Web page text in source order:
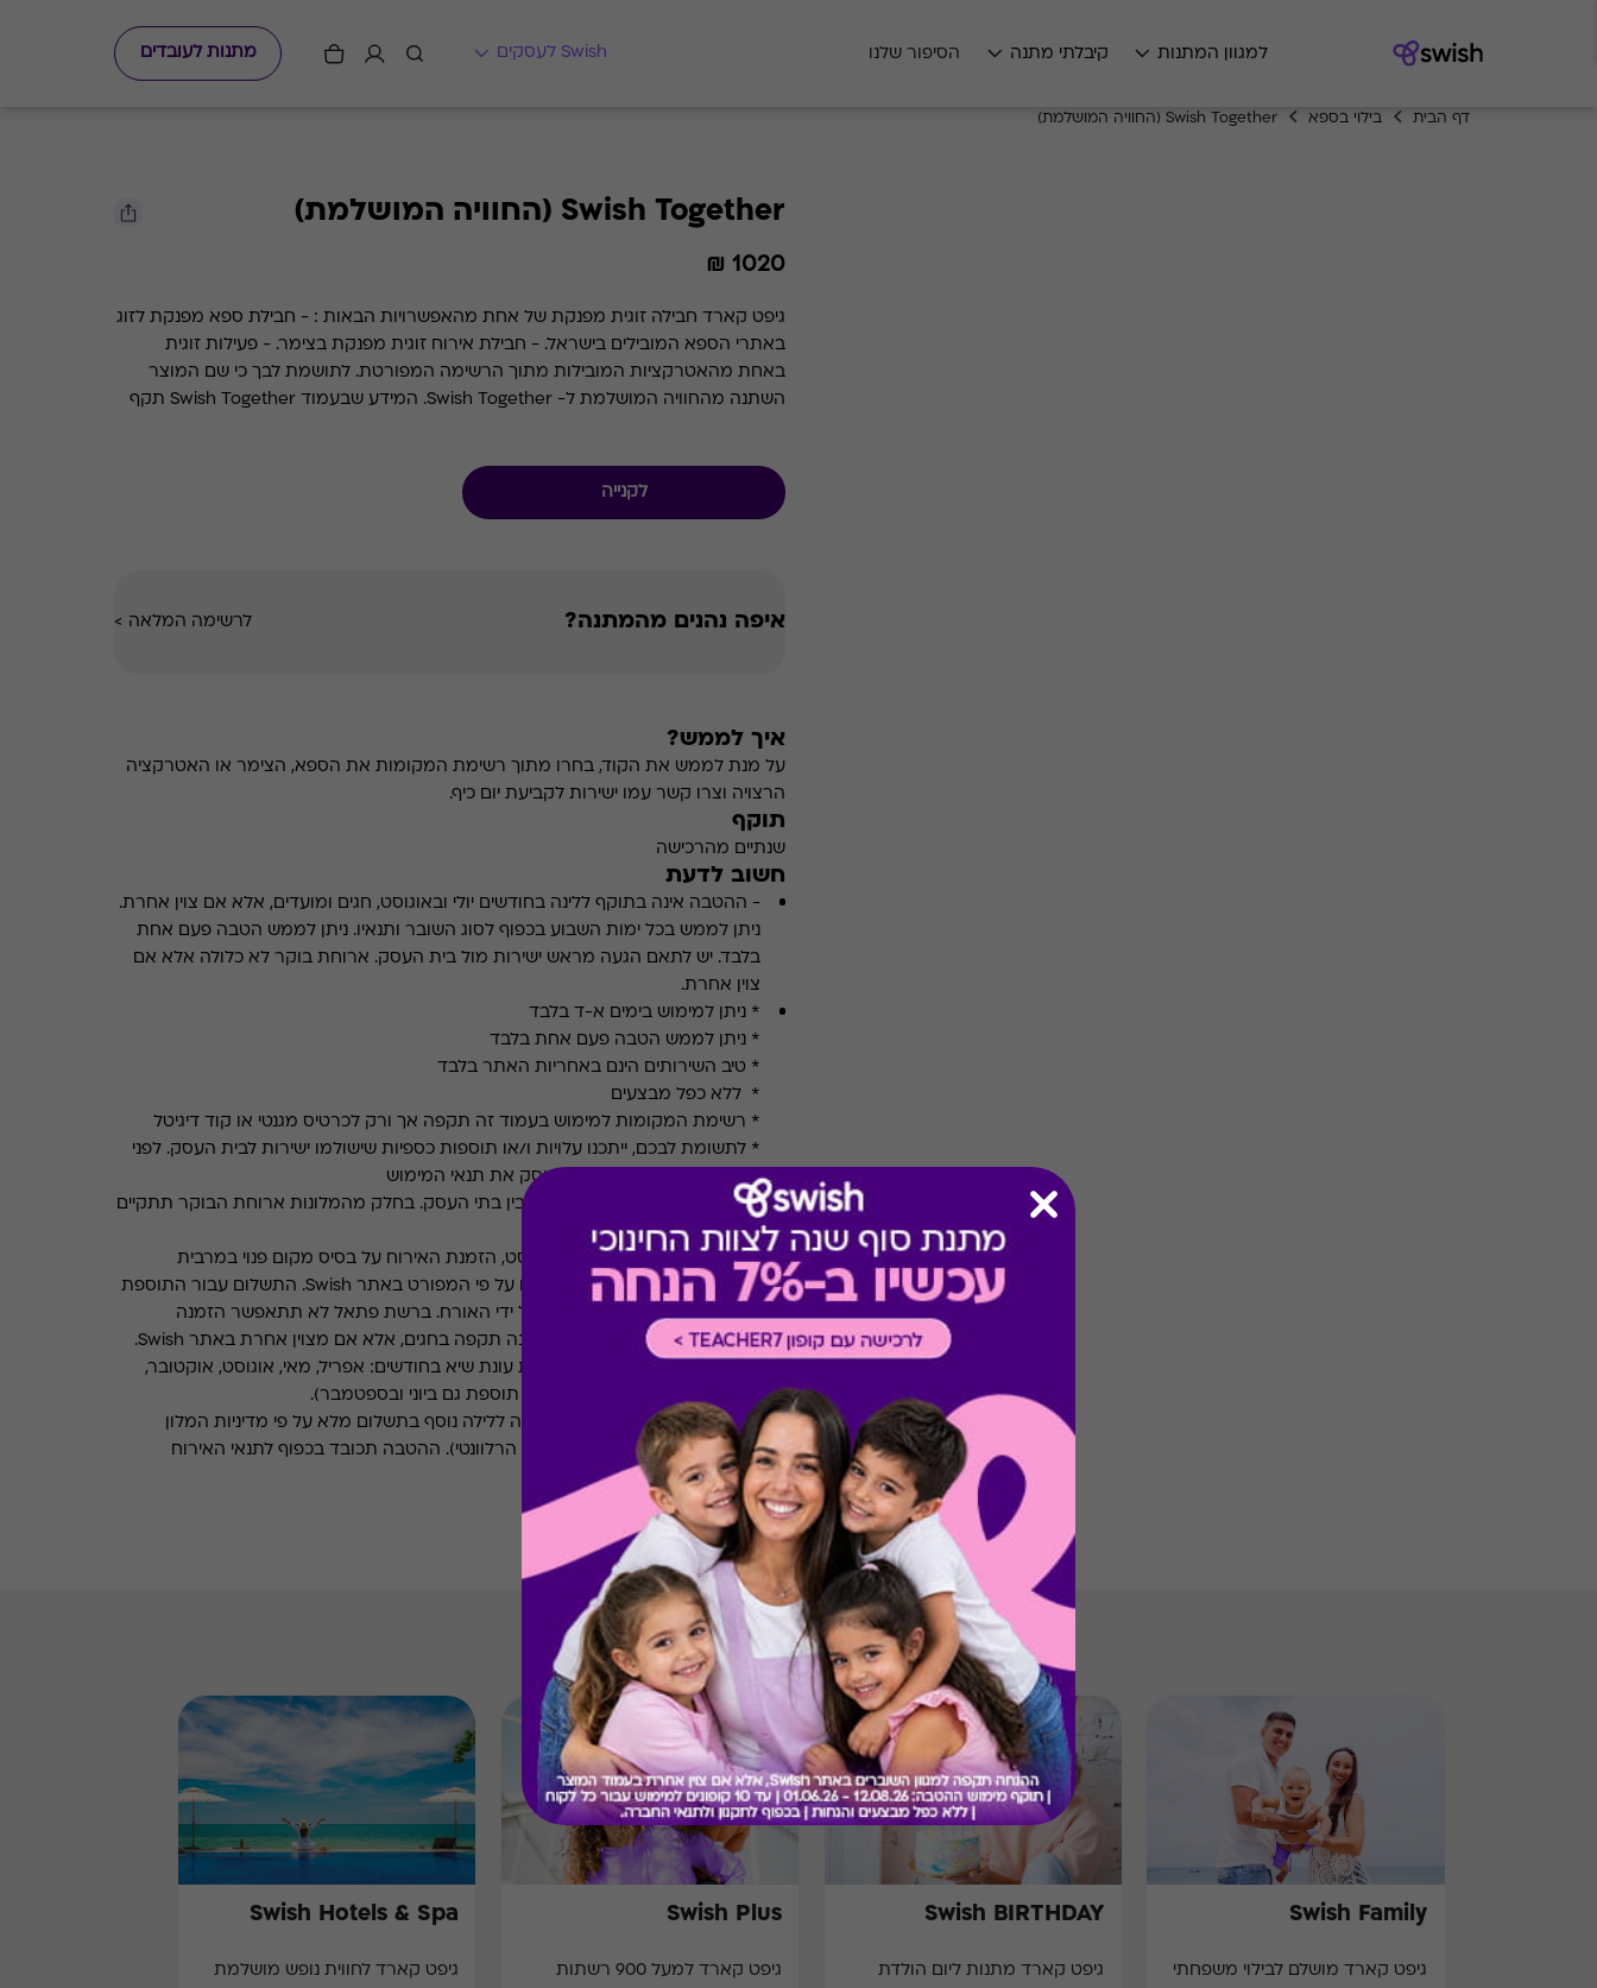
למגוון המתנות קיבלתי מתנה הסיפור שלנו Swish לעסקים מתנות לעובדים
דף הבית בילוי בספא Swish Together (החוויה המושלמת)
Swish Together (החוויה המושלמת)
1020 ₪
גיפט קארד חבילה זוגית מפנקת של אחת מהאפשרויות הבאות : - חבילת ספא מפנקת לזוג
באתרי הספא המובילים בישראל. - חבילת אירוח זוגית מפנקת בצימר. - פעילות זוגית
באחת מהאטרקציות המובילות מתוך הרשימה המפורטת. לתושמת לבך כי שם המוצר
השתנה מהחוויה המושלמת ל- Swish Together. המידע שבעמוד Swish Together תקף
לקנייה
איפה נהנים מהמתנה? לרשימה המלאה >
איך לממש?
על מנת לממש את הקוד, בחרו מתוך רשימת המקומות את הספא, הצימר או האטרקציה
הרצויה וצרו קשר עמו ישירות לקביעת יום כיף.
תוקף
שנתיים מהרכישה
חשוב לדעת
- ההטבה אינה בתוקף ללינה בחודשים יולי ובאוגוסט, חגים ומועדים, אלא אם צוין אחרת.
ניתן לממש בכל ימות השבוע בכפוף לסוג השובר ותנאיו. ניתן לממש הטבה פעם אחת
בלבד. יש לתאם הגעה מראש ישירות מול בית העסק. ארוחת בוקר לא כלולה אלא אם
צוין אחרת.
* ניתן למימוש בימים א-ד בלבד
* ניתן לממש הטבה פעם אחת בלבד
* טיב השירותים הינם באחריות האתר בלבד
* ללא כפל מבצעים
* רשימת המקומות למימוש בעמוד זה תקפה אך ורק לכרטיס מגנטי או קוד דיגיטל
* לתשומת לבכם, ייתכנו עלויות ו/או תוספות כספיות שישולמו ישירות לבית העסק. לפני
המימוש יש לברר מול בית העסק את תנאי המימוש
* הרכב ארוחת הבוקר משתנה בין בתי העסק. בחלק מהמלונות ארוחת הבוקר תתקיים
בסמוך למלון.
* בעונת השיא, חודשים יולי-אוגוסט, הזמנת האירוח על בסיס מקום פנוי במרבית
המלונות, ותידרש תוספת תשלום על פי המפורטבאתר Swish
. התשלום עבור התוספת
העונתית תבוצע ישירות למלון על ידי האורח. ברשת פתאל לא תתאפשר הזמנה
בחודשים יוני-אוגוסט. ההטבה אינה תקפה בחגים, אלא אם מצוין אחרת באתר Swish
.
באזור ים המלח תידרש תוספת עונת שיא בחודשים: אפריל, מאי, אוגוסט, אוקטובר,
נובמבר (בחלק מהמלונות תתכן תוספת גם ביוני ובספטמבר).
*מימוש ההטבה עשויה לחייב לינה ללילה נוסף בתשלום מלא על פי מדיניות המלון
(למידע נוסף יש להתעדכן במלון הרלוונטי). ההטבה תכובד בכפוף לתנאי האירוח
המקובלים בכל מלון.
מתנות ששווה לך להכיר
Swish Family
גיפט קארד מושלם לבילוי משפחתי
Swish BIRTHDAY
גיפט קארד מתנות ליום הולדת
Swish Plus
גיפט קארד למעל 900 רשתות
Swish Hotels & Spa
גיפט קארד לחווית נופש מושלמת